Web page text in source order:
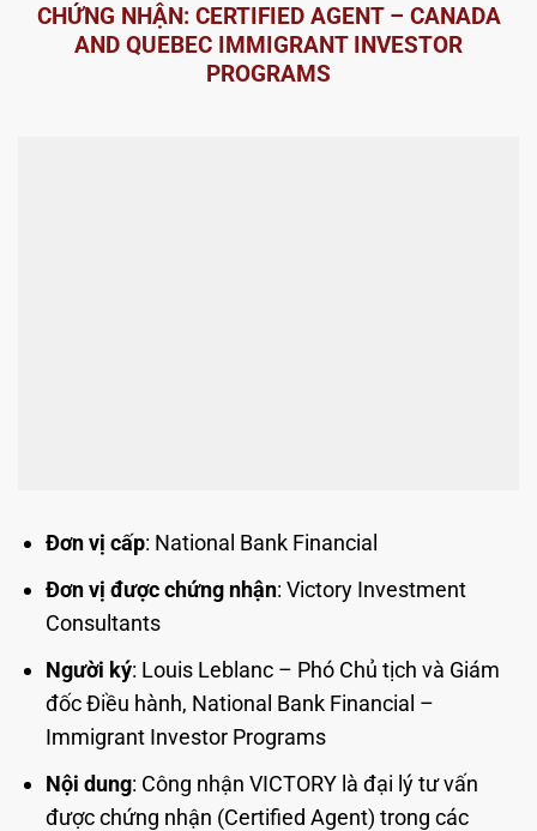
CHỨNG NHẬN: CERTIFIED AGENT – CANADA
AND QUEBEC IMMIGRANT INVESTOR
PROGRAMS
Đơn vị cấp: National Bank Financial
Đơn vị được chứng nhận: Victory Investment
Consultants
Người ký: Louis Leblanc – Phó Chủ tịch và Giám
đốc Điều hành, National Bank Financial –
Immigrant Investor Programs
Nội dung: Công nhận VICTORY là đại lý tư vấn
được chứng nhận (Certified Agent) trong các